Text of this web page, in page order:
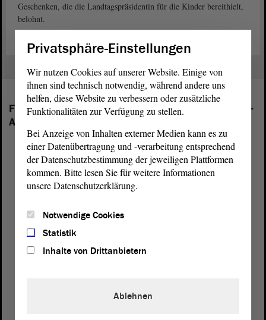
Geschenken, die die Landtagspräsidentin für die Kinder bereithielt,
belohnt.
Folgende Fraktionen sind im Landtag von Sachsen-
Anhalt vertreten:
Privatsphäre-Einstellungen
Wir nutzen Cookies auf unserer Website. Einige von
ihnen sind technisch notwendig, während andere uns
helfen, diese Website zu verbessern oder zusätzliche
Funktionalitäten zur Verfügung zu stellen.
Bei Anzeige von Inhalten externer Medien kann es zu
einer Datenübertragung und -verarbeitung entsprechend
der Datenschutzbestimmung der jeweiligen Plattformen
kommen. Bitte lesen Sie für weitere Informationen
unsere Datenschutzerklärung.
Notwendige Cookies
Statistik
Inhalte von Drittanbietern
Ablehnen